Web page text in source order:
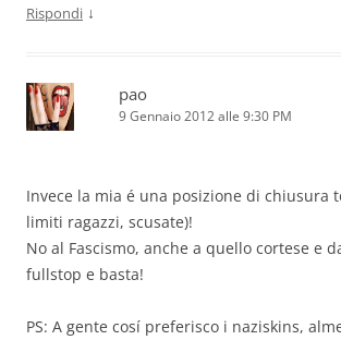
Rispondi ↓
pao
9 Gennaio 2012 alle 9:30 PM
Invece la mia é una posizione di chiusura
limiti ragazzi, scusate)!
No al Fascismo, anche a quello cortese e
fullstop e basta!
PS: A gente cosí preferisco i naziskins,